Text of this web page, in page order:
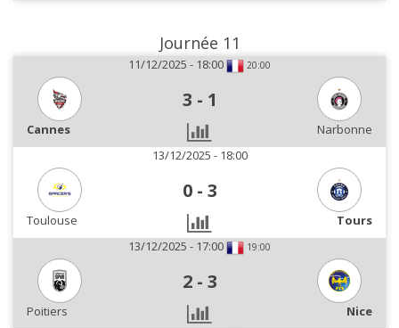
Journée 11
11/12/2025 - 18:00 20:00
3 - 1
Cannes
Narbonne
13/12/2025 - 18:00
0 - 3
Toulouse
Tours
13/12/2025 - 17:00
19:00
2 - 3
Poitiers
Nice